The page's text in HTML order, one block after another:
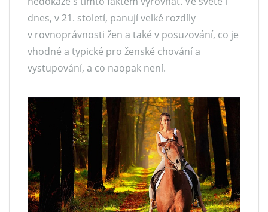
dnes, v 21. století, panují velké rozdíly
v rovnoprávnosti žen a také v posuzování, co je
vhodné a typické pro ženské chování a
vystupování, a co naopak není.